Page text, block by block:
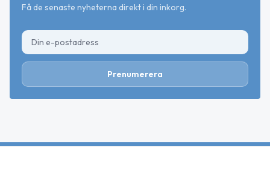
Få de senaste nyheterna direkt i din inkorg.
Prenumerera